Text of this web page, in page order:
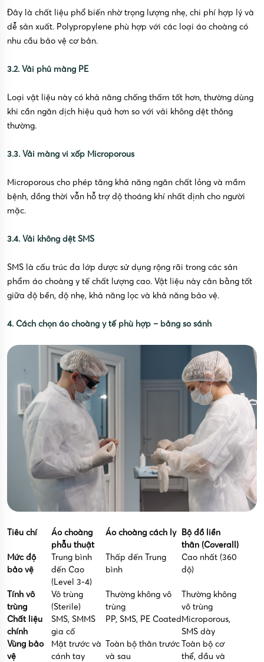
Đây là chất liệu phổ biến nhờ trọng lượng nhẹ, chi phí hợp lý và
dễ sản xuất. Polypropylene phù hợp với các loại áo choàng có
nhu cầu bảo vệ cơ bản.
3.2. Vải phủ màng PE
Loại vật liệu này có khả năng chống thấm tốt hơn, thường dùng
khi cần ngăn dịch hiệu quả hơn so với vải không dệt thông
thường.
3.3. Vải màng vi xốp Microporous
Microporous cho phép tăng khả năng ngăn chất lỏng và mầm
bệnh, đồng thời vẫn hỗ trợ độ thoáng khí nhất định cho người
mặc.
3.4. Vải không dệt SMS
SMS là cấu trúc đa lớp được sử dụng rộng rãi trong các sản
phẩm áo choàng y tế chất lượng cao. Vật liệu này cân bằng tốt
giữa độ bền, độ nhẹ, khả năng lọc và khả năng bảo vệ.
4. Cách chọn áo choàng y tế phù hợp – bảng so sánh
Tiêu chí
Áo choàng
phẫu thuật
Áo choàng cách ly Bộ đồ liền
thân (Coverall)
Mức độ
bảo vệ
Trung bình
đến Cao
(Level 3-4)
Thấp đến Trung
bình
Cao nhất (360
độ)
Tính vô
trùng
Vô trùng
(Sterile)
Thường không vô
trùng
Thường không
vô trùng
Chất liệu
chính
SMS, SMMS
gia cố
PP, SMS, PE CoatedMicroporous,
SMS dày
Vùng bảo
vệ
Mặt trước và
cánh tay
Toàn bộ thân trước
và sau
Toàn bộ cơ
thể, đầu và